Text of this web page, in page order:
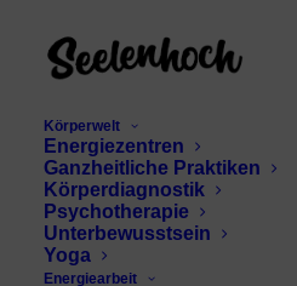
Körperwelt
Energiezentren
Ganzheitliche Praktiken
Körperdiagnostik
Psychotherapie
Unterbewusstsein
Yoga
Energiearbeit